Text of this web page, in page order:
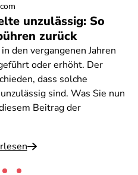
unzulässig: So
zurück
den vergangenen Jahren
oder erhöht. Der
dass solche
sind. Was Sie nun
Beitrag der